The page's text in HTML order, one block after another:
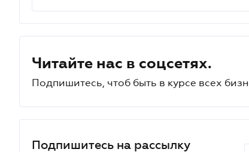
Читайте нас в соцсетях.
Подпишитесь, чтоб быть в курсе всех
Подпишитесь на рассылку